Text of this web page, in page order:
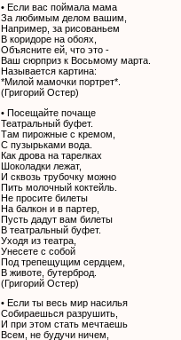
• Если вас поймала мама
За любимым делом вашим,
Например, за рисованьем
В коридоре на обоях,
Объясните ей, что это -
Ваш сюрприз к Восьмому марта.
Называется картина:
*Милой мамочки портрет*.
(Григорий Остер)
• Посещайте почаще
Театральный буфет.
Там пирожные с кремом,
С пузырьками вода.
Как дрова на тарелках
Шоколадки лежат,
И сквозь трубочку можно
Пить молочный коктейль.
Не просите билеты
На балкон и в партер,
Пусть дадут вам билеты
В театральный буфет.
Уходя из театра,
Унесете с собой
Под трепещущим сердцем,
В животе, бутерброд.
(Григорий Остер)
• Если ты весь мир насилья
Собираешься разрушить,
И при этом стать мечтаешь
Всем, не будучи ничем,